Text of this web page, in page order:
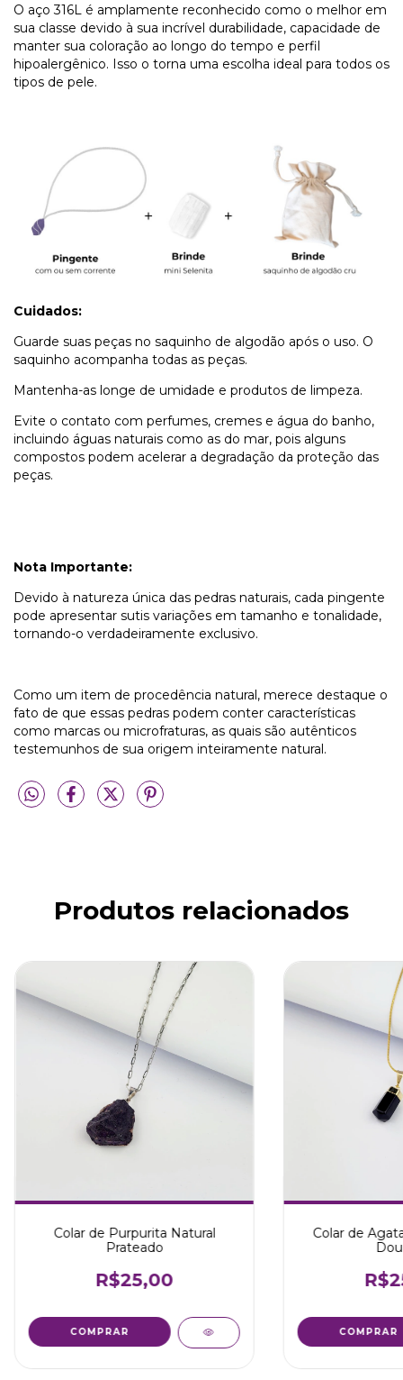
O aço 316L é amplamente reconhecido como o melhor em
sua classe devido à sua incrível durabilidade, capacidade de
manter sua coloração ao longo do tempo e perfil
hipoalergênico. Isso o torna uma escolha ideal para todos os
tipos de pele.
Cuidados:
Guarde suas peças no saquinho de algodão após o uso. O
saquinho acompanha todas as peças.
Mantenha-as longe de umidade e produtos de limpeza.
Evite o contato com perfumes, cremes e água do banho,
incluindo águas naturais como as do mar, pois alguns
compostos podem acelerar a degradação da proteção das
peças.
Nota Importante:
Devido à natureza única das pedras naturais, cada pingente
pode apresentar sutis variações em tamanho e tonalidade,
tornando-o verdadeiramente exclusivo.
Como um item de procedência natural, merece destaque o
fato de que essas pedras podem conter características
como marcas ou microfraturas, as quais são autênticos
testemunhos de sua origem inteiramente natural.
Produtos relacionados
Colar de Purpurita Natural
Prateado
R$25,00
COMPRAR
Colar de
COMPRAR